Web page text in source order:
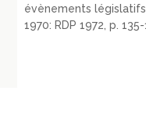
évènements
1970: RDP 1972, p.